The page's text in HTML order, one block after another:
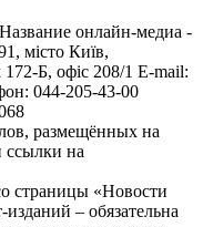
онлайн-медиа -
місто Київ,
Б, офіс 208/1 E-mail:
044-205-43-00
размещённых на
ссылки на
страницы «Новости
– обязательна